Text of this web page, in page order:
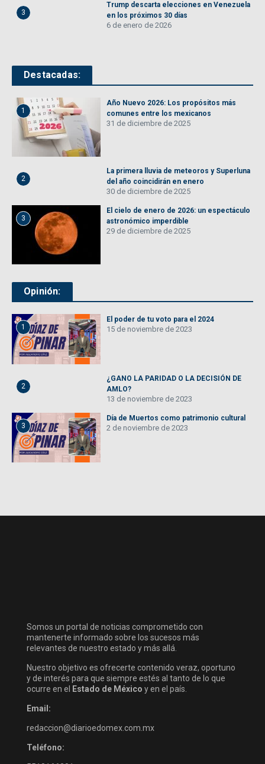
3
Trump descarta elecciones en Venezuela
en los próximos 30 días
6 de enero de 2026
Destacadas:
1
Año Nuevo 2026: Los propósitos más
comunes entre los mexicanos
31 de diciembre de 2025
2
La primera lluvia de meteoros y Superluna
del año coincidirán en enero
30 de diciembre de 2025
3
El cielo de enero de 2026: un espectáculo
astronómico imperdible
29 de diciembre de 2025
Opinión:
1
El poder de tu voto para el 2024
15 de noviembre de 2023
2
¿GANO LA PARIDAD O LA DECISIÓN DE
AMLO?
13 de noviembre de 2023
3
Día de Muertos como patrimonio cultural
2 de noviembre de 2023
Somos un portal de noticias comprometido con
mantenerte informado sobre los sucesos más
relevantes de nuestro estado y más allá.
Nuestro objetivo es ofrecerte contenido veraz, oportuno
y de interés para que siempre estés al tanto de lo que
ocurre en el
Estado de México y en el país.
Email:
redaccion@diarioedomex.com.mx
Teléfono: